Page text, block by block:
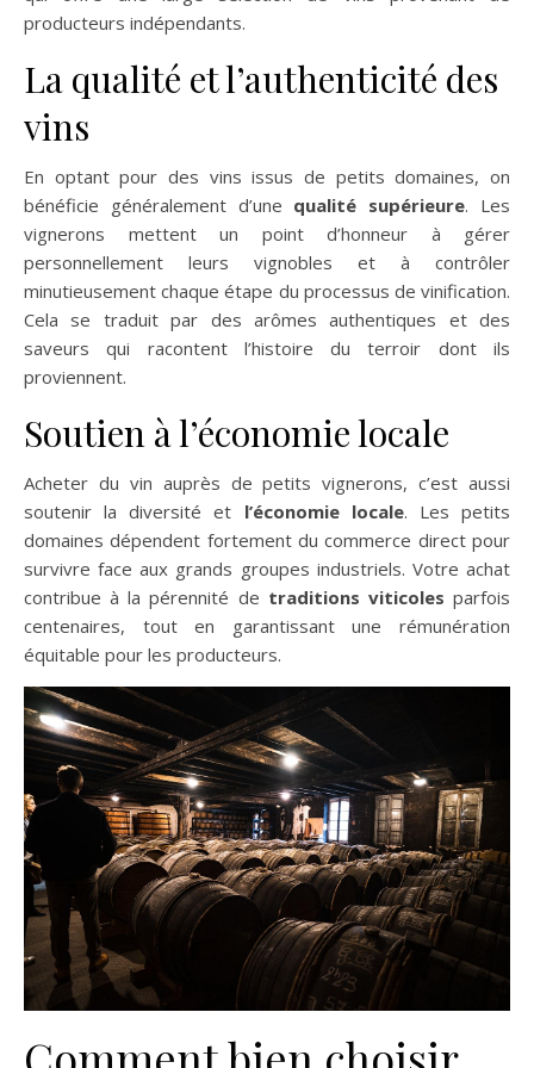
producteurs indépendants.
La qualité et l’authenticité des
vins
En optant pour des vins issus de petits domaines, on
bénéficie généralement d’une qualité supérieure. Les
vignerons mettent un point d’honneur à gérer
personnellement leurs vignobles et à contrôler
minutieusement chaque étape du processus de vinification.
Cela se traduit par des arômes authentiques et des
saveurs qui racontent l’histoire du terroir dont ils
proviennent.
Soutien à l’économie locale
Acheter du vin auprès de petits vignerons, c’est aussi
soutenir la diversité et l’économie locale. Les petits
domaines dépendent fortement du commerce direct pour
survivre face aux grands groupes industriels. Votre achat
contribue à la pérennité de traditions viticoles parfois
centenaires, tout en garantissant une rémunération
équitable pour les producteurs.